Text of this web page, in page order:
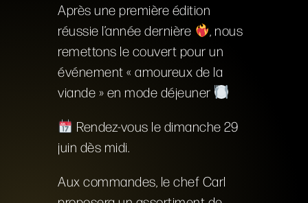
Après une première édition
réussie l’année dernière
​, nous
remettons le couvert pour un
événement « amoureux de la
viande » en mode déjeuner
​ Rendez-vous le dimanche 29
juin dès midi.
Aux commandes, le chef Carl